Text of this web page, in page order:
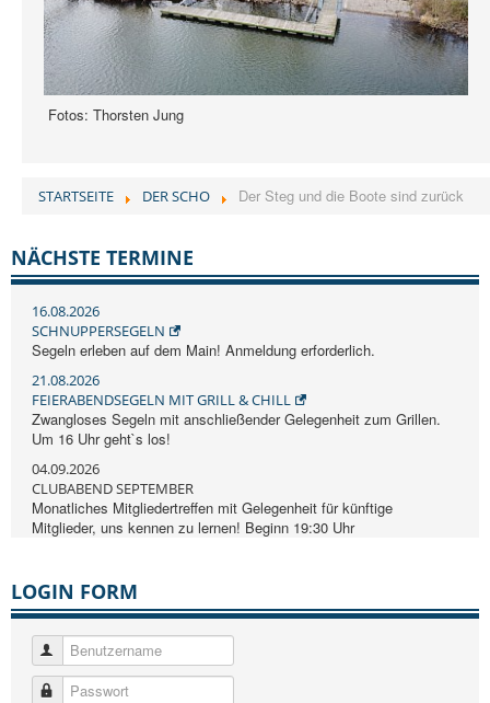
Fotos: Thorsten Jung
STARTSEITE DER SCHO Der Steg und die Boote sind zurück
NÄCHSTE TERMINE
16.08.2026
SCHNUPPERSEGELN
Segeln erleben auf dem Main! Anmeldung erforderlich.
21.08.2026
FEIERABENDSEGELN MIT GRILL & CHILL
Zwangloses Segeln mit anschließender Gelegenheit zum Grillen.
Um 16 Uhr geht`s los!
04.09.2026
CLUBABEND SEPTEMBER
Monatliches Mitgliedertreffen mit Gelegenheit für künftige
Mitglieder, uns kennen zu lernen! Beginn 19:30 Uhr
LOGIN FORM
Benutzername
Passwort